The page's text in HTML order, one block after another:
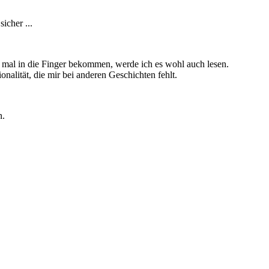
...
in die Finger bekommen, werde ich es wohl auch lesen.
die mir bei anderen Geschichten fehlt.